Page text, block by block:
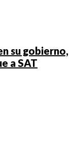
su gobierno,
a SAT